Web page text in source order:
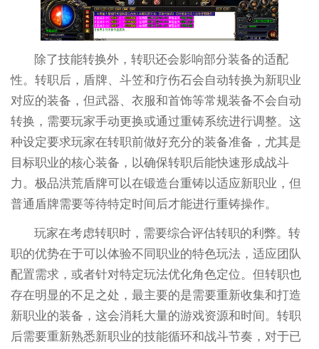
除了技能转换外，转职还会影响部分装备的适配
性。转职后，盾牌、斗笠和疗伤石会自动转换为新职业
对应的装备，但武器、衣服和首饰等常规装备不会自动
转换，需要玩家手动更换或通过重铸系统进行调整。这
种设定要求玩家在转职前做好充分的装备准备，尤其是
目标职业的核心装备，以确保转职后能快速形成战斗
力。极品洪荒盾牌可以在锻造台重铸以适应新职业，但
普通盾牌需要等待特定时间后才能进行重铸操作。
玩家在考虑转职时，需要综合评估转职的利弊。转
职的优势在于可以体验不同职业的特色玩法，适应团队
配置需求，或者针对特定玩法优化角色定位。但转职也
存在明显的不足之处，最主要的是需要重新收集和打造
新职业的装备，这会消耗大量的游戏资源和时间。转职
后需要重新熟悉新职业的技能循环和战斗节奏，对于已